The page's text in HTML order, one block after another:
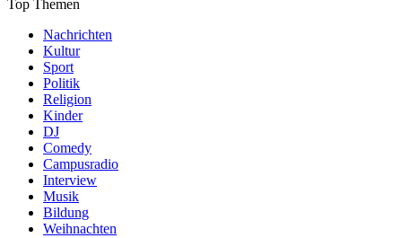
Top Themen
Nachrichten
Kultur
Sport
Politik
Religion
Kinder
DJ
Comedy
Campusradio
Interview
Musik
Bildung
Weihnachten